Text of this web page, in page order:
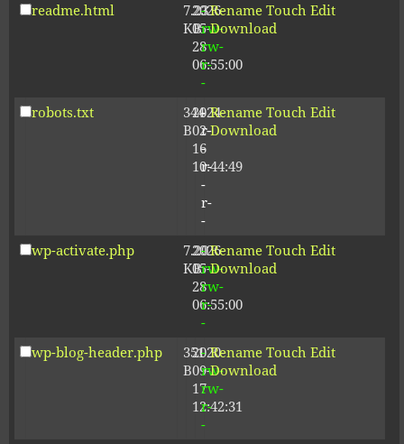
readme.html
7.23
KB
2026-
05-
28
06:55:00
-
rw-
rw-
r-
-
Rename Touch Edit
Download
robots.txt
344
B
2024-
02-
16
10:44:49
-
r-
-
r-
-
r-
-
Rename Touch Edit
Download
wp-activate.php
7.20
KB
2026-
05-
28
06:55:00
-
rw-
rw-
r-
-
Rename Touch Edit
Download
wp-blog-header.php
351
B
2020-
09-
17
12:42:31
-
rw-
rw-
r-
-
Rename Touch Edit
Download